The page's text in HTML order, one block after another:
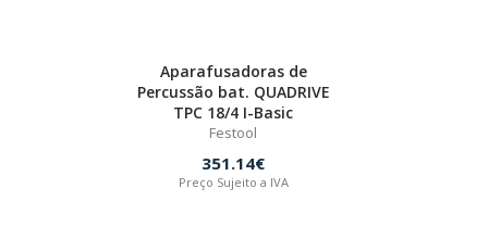
Aparafusadoras de
Percussão bat. QUADRIVE
TPC 18/4 I-Basic
Festool
351.14€
Preço Sujeito a IVA